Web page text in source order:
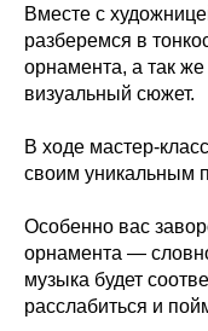
Вместе с
разберемся в
орнамента, а так
визуальный сюжет.
В ходе мастер-
своим уникальным
Особенно вас
орнамента —
музыка будет
расслабиться и